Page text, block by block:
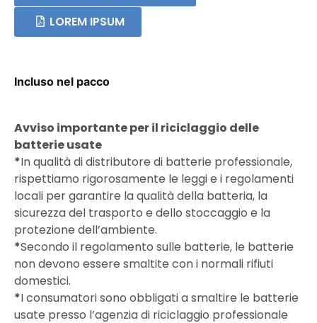
LOREM IPSUM
Incluso nel pacco
Avviso importante per il riciclaggio delle
batterie usate
*In qualità di distributore di batterie professionale,
rispettiamo rigorosamente le leggi e i regolamenti
locali per garantire la qualità della batteria, la
sicurezza del trasporto e dello stoccaggio e la
protezione dell’ambiente.
*Secondo il regolamento sulle batterie, le batterie
non devono essere smaltite con i normali rifiuti
domestici.
*I consumatori sono obbligati a smaltire le batterie
usate presso l’agenzia di riciclaggio professionale